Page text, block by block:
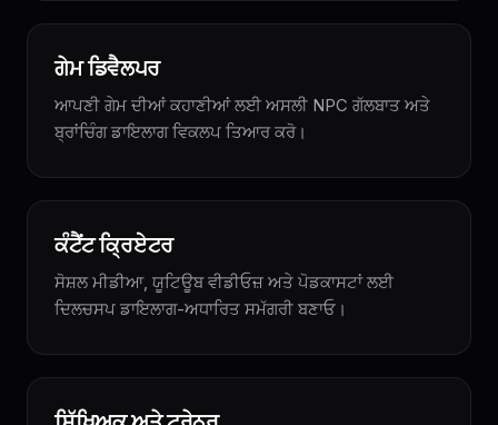
ਗੇਮ ਡਿਵੈਲਪਰ
ਆਪਣੀ ਗੇਮ ਦੀਆਂ ਕਹਾਣੀਆਂ ਲਈ ਅਸਲੀ NPC ਗੱਲਬਾਤ ਅਤੇ
ਬ੍ਰਾਂਚਿੰਗ ਡਾਇਲਾਗ ਵਿਕਲਪ ਤਿਆਰ ਕਰੋ।
ਕੰਟੈਂਟ ਕ੍ਰਿਏਟਰ
ਸੋਸ਼ਲ ਮੀਡੀਆ, ਯੂਟਿਊਬ ਵੀਡੀਓਜ਼ ਅਤੇ ਪੋਡਕਾਸਟਾਂ ਲਈ
ਦਿਲਚਸਪ ਡਾਇਲਾਗ-ਅਧਾਰਿਤ ਸਮੱਗਰੀ ਬਣਾਓ।